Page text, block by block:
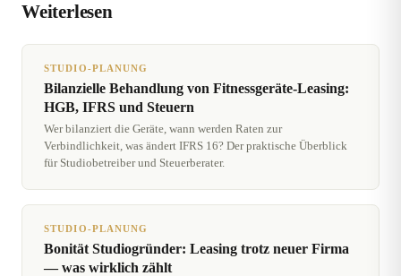
Weiterlesen
STUDIO-PLANUNG
Bilanzielle Behandlung von Fitnessgeräte-Leasing:
HGB, IFRS und Steuern
Wer bilanziert die Geräte, wann werden Raten zur
Verbindlichkeit, was ändert IFRS 16? Der praktische Überblick
für Studiobetreiber und Steuerberater.
STUDIO-PLANUNG
Bonität Studiogründer: Leasing trotz neuer Firma
— was wirklich zählt